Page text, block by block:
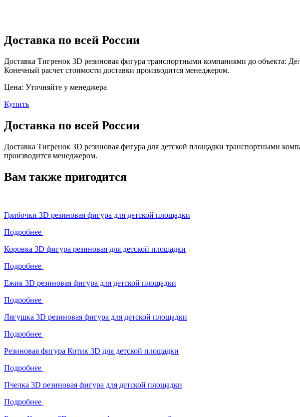
Доставка по всей России
Доставка Тигренок 3D резиновая фигура транспортными компаниями до объекта:
Конечный расчет стоимости доставки производится менеджером.
Цена: Уточняйте у менеджера
Купить
Доставка по всей России
Доставка Тигренок 3D резиновая фигура для детской площадки транспортными
производится менеджером.
Вам также пригодится
Грибочки 3D резиновая фигура для детской площадки
Подробнее
Коровка 3D фигура резиновая для детской площадки
Подробнее
Ежик 3D резиновая фигура для детской площадки
Подробнее
Лягушка 3D резиновая фигура для детской площадки
Подробнее
Резиновая фигура Котик 3D для детской площадки
Подробнее
Пчелка 3D резиновая фигура для детской площадки
Подробнее